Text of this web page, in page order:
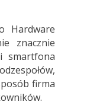
Hardware
znacznie
smartfona
firma